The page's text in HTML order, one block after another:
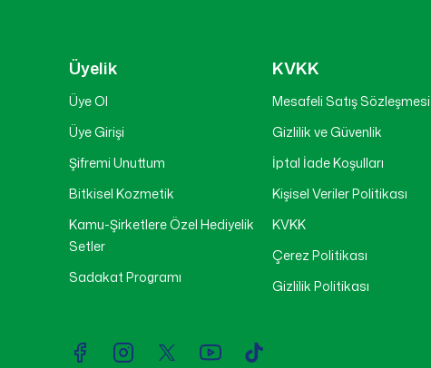
Üyelik
Üye Ol
Üye Girişi
Şifremi Unuttum
Bitkisel Kozmetik
Kamu-Şirketlere Özel Hediyelik
Setler
Sadakat Programı
KVKK
Mesafeli Satış Sözleşmesi
Gizlilik ve Güvenlik
İptal İade Koşulları
Kişisel Veriler Politikası
KVKK
Çerez Politikası
Gizlilik Politikası